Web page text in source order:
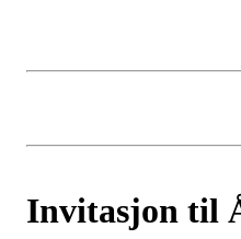
Invitasjon til